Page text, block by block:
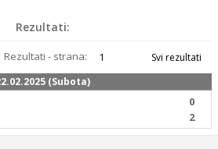
Rezultati:
Rezultati - strana: 1
Svi rezultati
(Subota)
0
2